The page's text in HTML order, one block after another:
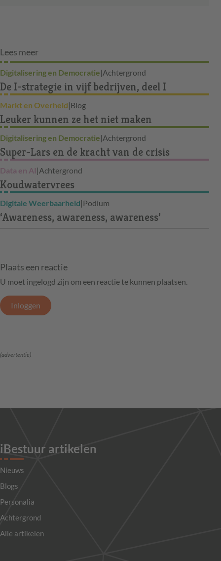
Lees meer
Digitalisering en Democratie|Achtergrond
De I-strategie in vijf bedrijven, deel I
Markt en Overheid|Blog
Leuker kunnen ze het niet maken
Digitalisering en Democratie|Achtergrond
Super-Lars en de kracht van de crisis
Data en AI |Achtergrond
Koudwatervrees
Digitale Weerbaarheid|Podium
‘Awareness, awareness, awareness’
Plaats een reactie
U moet ingelogd zijn om een reactie te kunnen plaatsen.
Inloggen
(advertentie)
iBestuur artikelen
Nieuws
Blogs
Personalia
Achtergrond
Alle artikelen